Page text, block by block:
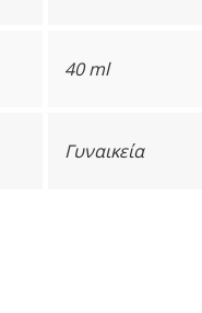
40 ml
Γυναικεία